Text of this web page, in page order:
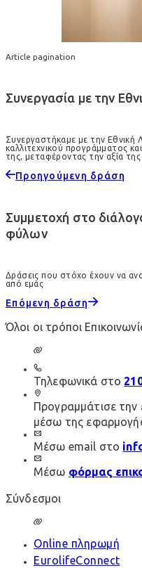
Article pagination
Συνεργασία με την
Συνεργαστήκαμε με την Εθνική
καλλιτεχνικού προγράμματος
της, μεταφέροντας την αξία
Προηγούμενη δράση
Συμμετοχή στο
φύλων
Δράσεις που στόχο έχουν να
από εμάς
Επόμενη δράση
Όλοι οι τρόποι
Τηλεφωνικά στο
Προγραμμάτισε
μέσω της
Μέσω email στο
Μέσω φόρμας
Σύνδεσμοι
Online πληρωμή
EurolifeConnect